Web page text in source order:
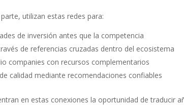
utilizan estas redes para:
de inversión antes que la competencia
de referencias cruzadas dentro del ecosistema
companies con recursos complementarios
calidad mediante recomendaciones confiables
en estas conexiones la oportunidad de traducir